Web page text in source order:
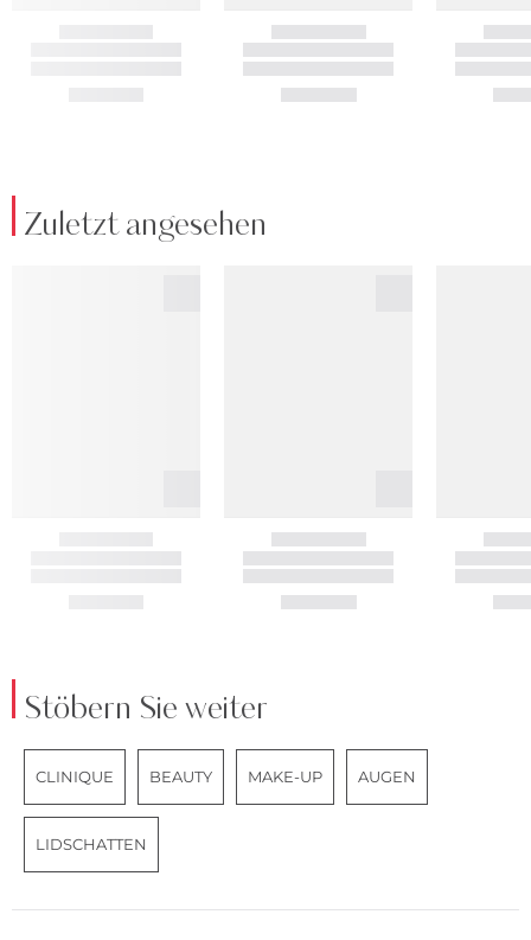
Zuletzt angesehen
Stöbern Sie weiter
CLINIQUE BEAUTY MAKE-UP AUGEN
LIDSCHATTEN